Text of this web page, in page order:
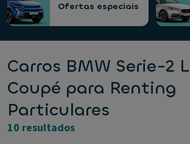
Ofertas especiais
Carros BMW Serie-2
Coupé para Renting
Particulares
10 resultados